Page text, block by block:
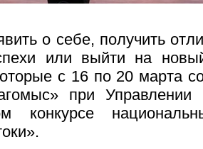
о себе, получить
или выйти на
с 16 по 20 марта
при
конкурсе